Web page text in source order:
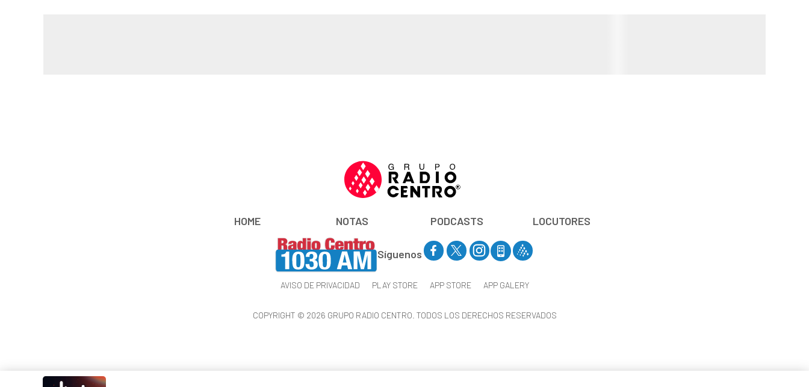
HOME NOTAS PODCASTS LOCUTORES
Síguenos
AVISO DE PRIVACIDAD PLAY STORE APP STORE APP GALERY
COPYRIGHT © 2026 GRUPO RADIO CENTRO. TODOS LOS DERECHOS RESERVADOS